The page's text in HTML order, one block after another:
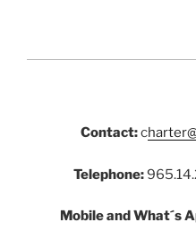
Contact:c
Telephone:
Mobile and What´s